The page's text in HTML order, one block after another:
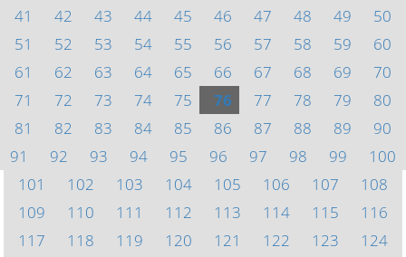
41
42 43 44 45 46 47 48 49
50
51
52 53 54 55 56 57 58 59
60
61
62 63 64 65 66 67 68 69
70
71
72 73 74 75 76 77 78 79
80
81
82 83 84 85 86 87 88 89
90
91
92 93 94 95 96 97 98 99
100
101
102 103 104 105 106 107
108
109
110 111 112 113 114 115
116
117
118 119 120 121 122 123
124